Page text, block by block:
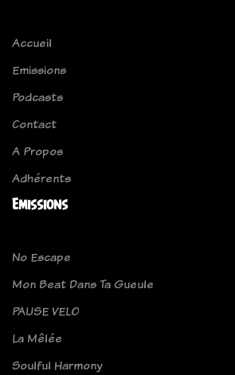
Accueil
Emissions
Podcasts
Contact
A Propos
Adhérents
Emissions
No Escape
Mon Beat Dans Ta Gueule
PAUSE VELO
La Mêlée
Soulful Harmony